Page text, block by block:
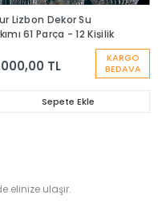
KARGO
BEDAVA
Lizbon Dekor Su
61 Parça - 12 Kişilik
TL
Sepete Ekle
elinize ulaşır.